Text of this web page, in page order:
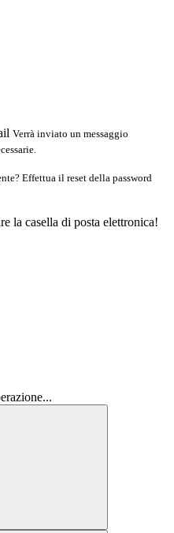
Verrà inviato un messaggio
Effettua il reset della password
la casella di posta elettronica!